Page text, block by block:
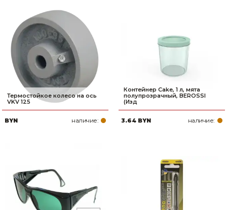
Термостойкое колесо на ось
VKV 125
BYN наличие:
Контейнер Cake, 1 л, мята
полупрозрачный, BEROSSI
(Изд
3.64 BYN наличие: